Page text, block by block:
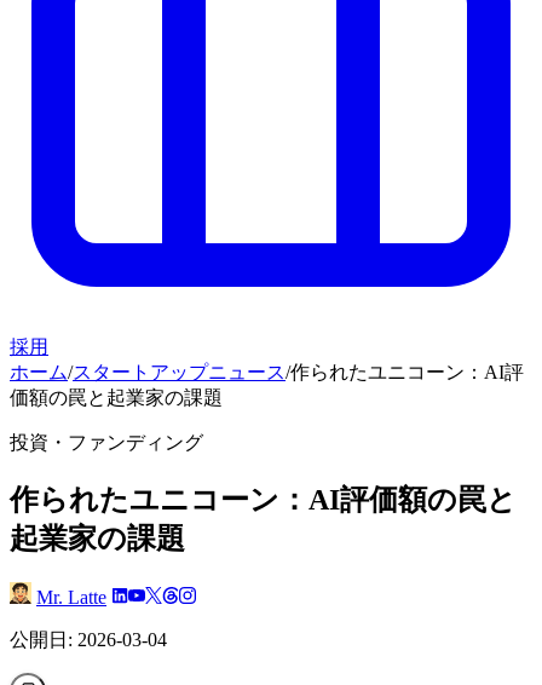
採用
ホーム/スタートアップニュース/作られたユニコーン：AI評
価額の罠と起業家の課題
投資・ファンディング
作られたユニコーン：AI評価額の罠と
起業家の課題
Mr. Latte
公開日: 2026-03-04